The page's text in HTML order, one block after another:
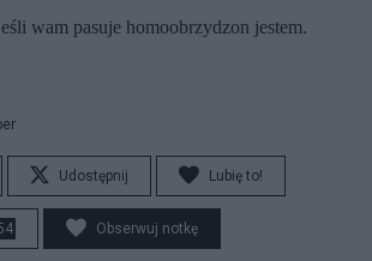
wam pasuje homoobrzydzon jestem.
Udostępnij Lubię to!
Obserwuj notkę